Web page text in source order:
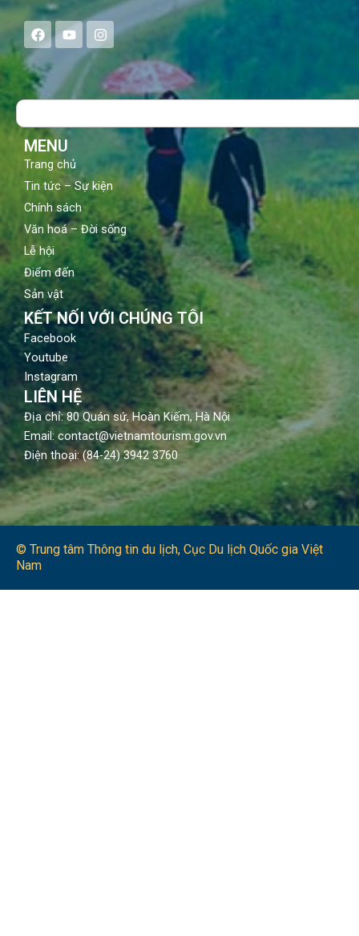
F
a
e
b
o
Y
o
t
u
b
I
n
s
a
g
Search
MENU
Trang chủ
Tin tức – Sự kiện
Chính sách
Văn hoá – Đời sống
Lễ hội
Điểm đến
Sản vật
KẾT NỐI VỚI CHÚNG TÔI
Facebook
Youtube
Instagram
LIÊN HỆ
Địa chỉ: 80 Quán sứ, Hoàn Kiếm, Hà Nội
Email: contact@vietnamtourism.gov.vn
Điện thoại: (84-24) 3942 3760
© Trung tâm Thông tin du lịch​, Cục Du lịch Quốc gia Việt
Nam